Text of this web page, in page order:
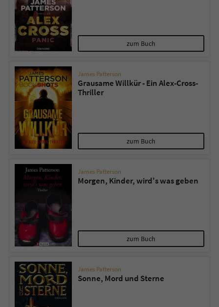
zum Buch
James Patterson
Grausame Willkür - Ein Alex-Cross-
Thriller
zum Buch
James Patterson
Morgen, Kinder, wird's was geben
zum Buch
James Patterson
Sonne, Mord und Sterne